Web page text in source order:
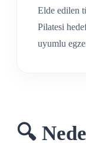
Elde edilen
Pilatesi
uyumlu
🔍